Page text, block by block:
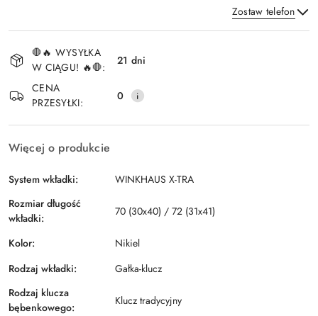
Zostaw telefon
i
dostawa
🛑🔥 WYSYŁKA
W CIĄGU! 🔥🛑:
21 dni
CENA
PRZESYŁKI:
0
Więcej o produkcie
System wkładki:
WINKHAUS X-TRA
Rozmiar długość
wkładki:
70 (30x40) / 72 (31x41)
Kolor:
Nikiel
Rodzaj wkładki:
Gałka-klucz
Rodzaj klucza
bębenkowego:
Klucz tradycyjny